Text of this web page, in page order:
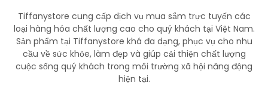
Tiffanystore cung cấp dịch vụ mua sắm trực tuyến các
loại hàng hóa chất lượng cao cho quý khách tại Việt Nam.
Sản phẩm tại Tiffanystore khá đa dạng, phục vụ cho nhu
cầu về sức khỏe, làm đẹp và giúp cải thiện chất lượng
cuộc sống quý khách trong môi trường xã hội năng động
hiện tại.